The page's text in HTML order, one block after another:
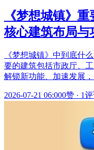
《梦想城镇》
核心建筑布局与
《梦想城镇》中到底什
要的建筑包括市政厅、
解锁新功能、加速发展
2026-07-21 06:000赞 · 1